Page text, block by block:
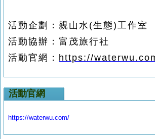
活動企劃：親山水 (生態)工作室
活動協辦：富茂旅行社
活動官網： https://
活動官網
https://waterwu.com/